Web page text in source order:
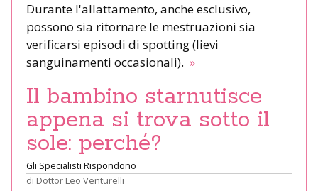
Durante l'allattamento, anche esclusivo,
possono sia ritornare le mestruazioni sia
verificarsi episodi di spotting (lievi
sanguinamenti occasionali). »
Il bambino starnutisce
appena si trova sotto il
sole: perché?
Gli Specialisti Rispondono
di Dottor Leo Venturelli